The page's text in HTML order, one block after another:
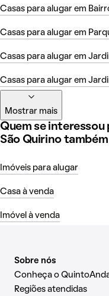
Casas para alugar em
Casas para alugar em
Casas para alugar em
Casas para alugar em
Mostrar mais
Quem se interessou
São Quirino
Imóveis para alugar
Casa à venda
Imóvel à venda
Sobre nós
Conheça o
Regiões atendidas